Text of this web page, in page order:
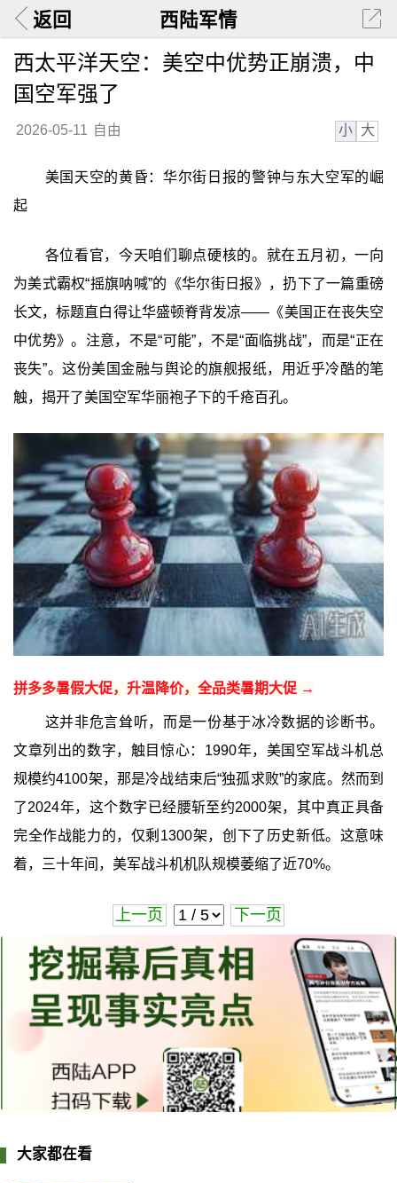
返回 西陆军情
西太平洋天空：美空中优势正崩溃，中
国空军强了
2026-05-11 自由 小 大
美国天空的黄昏：华尔街日报的警钟与东大空军的崛
起
各位看官，今天咱们聊点硬核的。就在五月初，一向
为美式霸权“摇旗呐喊”的《华尔街日报》，扔下了一篇重磅
长文，标题直白得让华盛顿脊背发凉——《美国正在丧失空
中优势》。注意，不是“可能”，不是“面临挑战”，而是‍“正在
丧失”‍。这份美国金融与舆论的旗舰报纸，用近乎冷酷的笔
触，揭开了美国空军华丽袍子下的千疮百孔。
拼多多暑假大促，升温降价，全品类暑期大促 →
这并非危言耸听，而是一份基于冰冷数据的诊断书。
文章列出的数字，触目惊心：1990年，美国空军战斗机总
规模约4100架，那是冷战结束后“独孤求败”的家底。然而到
了2024年，这个数字已经腰斩至约2000架，其中真正具备
完全作战能力的，仅剩1300架，创下了历史新低。这意味
着，三十年间，美军战斗机机队规模萎缩了近70%。
上一页 下一页
大家都在看